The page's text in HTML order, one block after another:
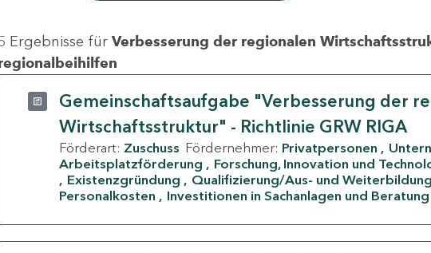
Ergebnisse für Verbesserung der regionalen
Gemeinschaftsaufgabe "Verbesserung der
Wirtschaftsstruktur" - Richtlinie GRW RIGA
Förderart: Zuschuss Fördernehmer: Privatpersonen
Arbeitsplatzförderung
Forschung, Innovation und
Existenzgründung
Qualifizierung/Aus- und
Personalkosten
Investitionen in Sachanlagen und Beratung